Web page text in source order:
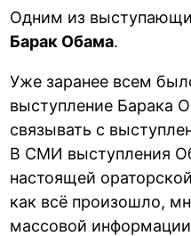
Одним из
Барак Обама.
Уже заранее всем
выступление Барака
связывать с
В СМИ выступления
настоящей
как всё произошло,
массовой